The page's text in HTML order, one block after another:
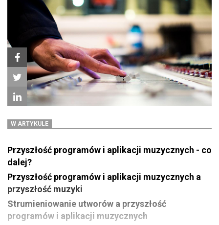
W ARTYKULE
Przyszłość programów i aplikacji muzycznych - co
dalej?
Przyszłość programów i aplikacji muzycznych a
przyszłość muzyki
Strumieniowanie utworów a przyszłość
programów i aplikacji muzycznych